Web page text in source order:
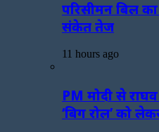
परिसीमन बिल
संकेत तेज
11 hours ago
PM मोदी से
‘बिग रोल’ को